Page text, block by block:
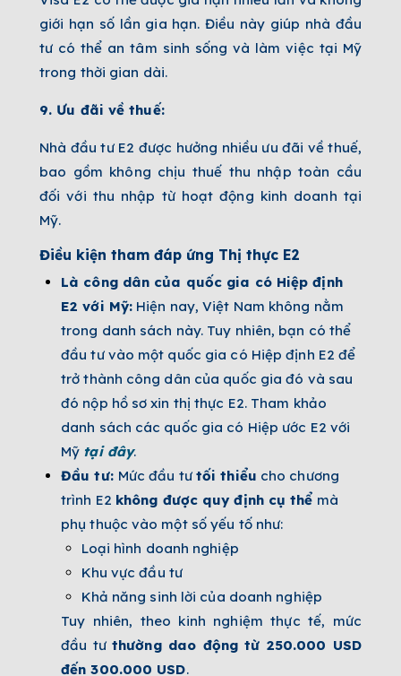
giới hạn số lần gia hạn. Điều này giúp nhà đầu
tư có thể an tâm sinh sống và làm việc tại Mỹ
trong thời gian dài.
9. Ưu đãi về thuế:
Nhà đầu tư E2 được hưởng nhiều ưu đãi về thuế,
bao gồm không chịu thuế thu nhập toàn cầu
đối với thu nhập từ hoạt động kinh doanh tại
Mỹ.
Điều kiện tham đáp ứng Thị thực E2
Là công dân của quốc gia có Hiệp định
E2 với Mỹ: Hiện nay, Việt Nam không nằm
trong danh sách này. Tuy nhiên, bạn có thể
đầu tư vào một quốc gia có Hiệp định E2 để
trở thành công dân của quốc gia đó và sau
đó nộp hồ sơ xin thị thực E2. Tham khảo
danh sách các quốc gia có Hiệp ước E2 với
Mỹ tại đây.
Đầu tư: Mức đầu tư tối thiểu cho chương
trình E2 không được quy định cụ thể mà
phụ thuộc vào một số yếu tố như:
Loại hình doanh nghiệp
Khu vực đầu tư
Khả năng sinh lời của doanh nghiệp
Tuy nhiên, theo kinh nghiệm thực tế, mức
đầu tưthường dao động từ 250.000 USD
đến 300.000 USD.